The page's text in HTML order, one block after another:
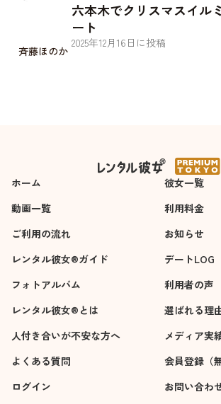
斉藤ほのか
六本木でクリスマスイル
ート
2025年12月 16 日に投稿
ホーム
彼女一覧
動画一覧
利用料金
ご利用の流れ
お知らせ
レンタル彼女®ガイド
デートLOG
フォトアルバム
利用者の声
レンタル彼女®とは
選ばれる理
人付き合いが不安な方へ
メディア実
よくある質問
会員登録（
ログイン
お問い合わ